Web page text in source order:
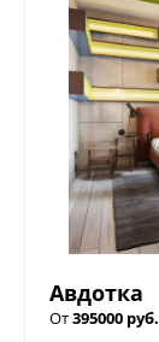
Авдотка
От395000 руб.